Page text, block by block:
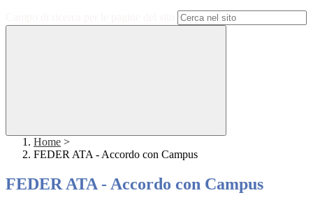
Home >
FEDER ATA - Accordo con Campus
FEDER ATA - Accordo con Campus